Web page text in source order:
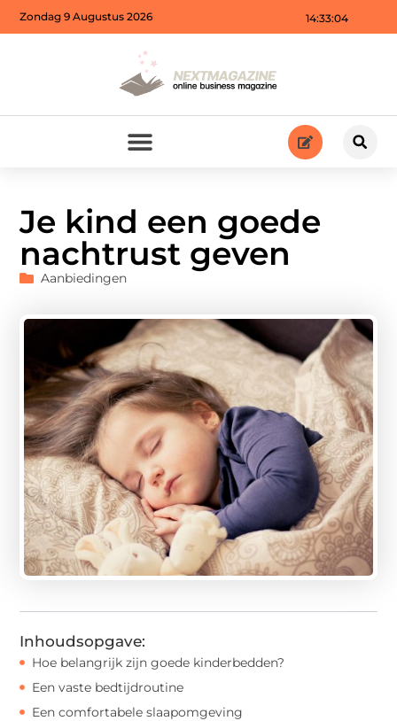
14:33:06
Zondag 9 Augustus 2026
Je kind een goede
nachtrust geven
Aanbiedingen
Inhoudsopgave:
Hoe belangrijk zijn goede kinderbedden?
Een vaste bedtijdroutine
Een comfortabele slaapomgeving